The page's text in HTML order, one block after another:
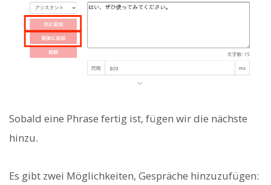
Sobald eine Phrase fertig ist, fügen wir die nächste
hinzu.
Es gibt zwei Möglichkeiten, Gespräche hinzuzufügen: